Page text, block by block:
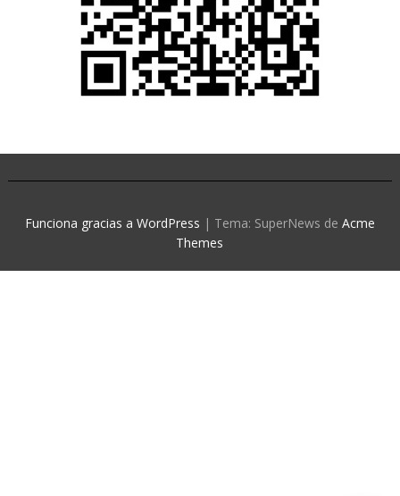
Funciona gracias a WordPress | Tema: SuperNews de Acme
Themes